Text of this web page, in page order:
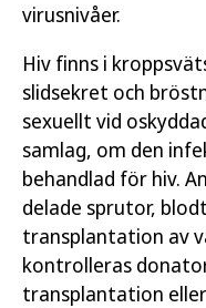
virusnivåer.
Hiv finns i
slidsekret och
sexuellt vid
samlag, om den
behandlad för hiv.
delade sprutor,
transplantation av
kontrolleras
transplantation